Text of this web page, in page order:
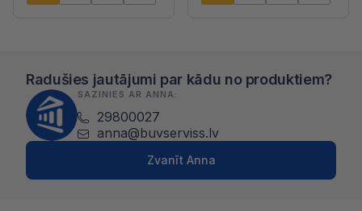
Radušies jautājumi par kādu no produktiem?
SAZINIES AR ANNA:
29800027
anna@buvserviss.lv
Zvanīt Anna